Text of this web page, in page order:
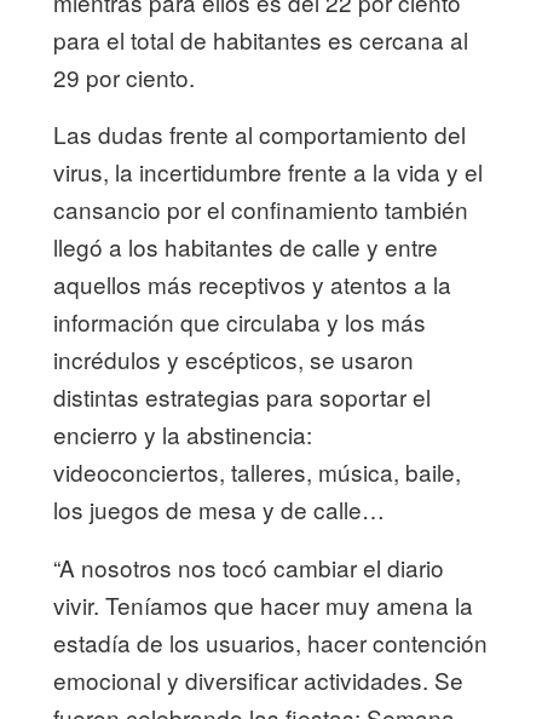
para el total de habitantes es cercana al
29 por ciento.
Las dudas frente al comportamiento del
virus, la incertidumbre frente a la vida y el
cansancio por el confinamiento también
llegó a los habitantes de calle y entre
aquellos más receptivos y atentos a la
información que circulaba y los más
incrédulos y escépticos, se usaron
distintas estrategias para soportar el
encierro y la abstinencia:
videoconciertos, talleres, música, baile,
los juegos de mesa y de calle…
“A nosotros nos tocó cambiar el diario
vivir. Teníamos que hacer muy amena la
estadía de los usuarios, hacer contención
emocional y diversificar actividades. Se